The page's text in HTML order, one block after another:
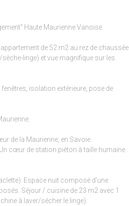
Haute Maurienne Vanoise.
de 52 m2 au rez de chaussée
linge) et vue magnifique sur les
isolation extérieure, pose de
de la Maurienne, en Savoie.
cœur de station piéton à taille humaine.
Espace nuit composé d'une
Séjour / cuisine de 23 m2 avec 1
à laver/sécher le linge).